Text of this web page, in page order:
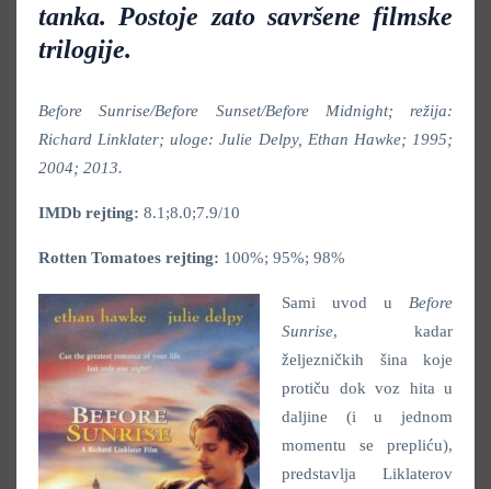
tanka. Postoje zato savršene filmske
trilogije.
Before Sunrise/Before Sunset/Before Midnight; režija:
Richard Linklater; uloge: Julie Delpy, Ethan Hawke; 1995;
2004; 2013.
IMDb rejting: 8.1;8.0;7.9/10
Rotten Tomatoes rejting: 100%; 95%; 98%
Sami uvod u Before
Sunrise, kadar
željezničkih šina koje
protiču dok voz hita u
daljine (i u jednom
momentu se prepliću),
predstavlja Liklaterov